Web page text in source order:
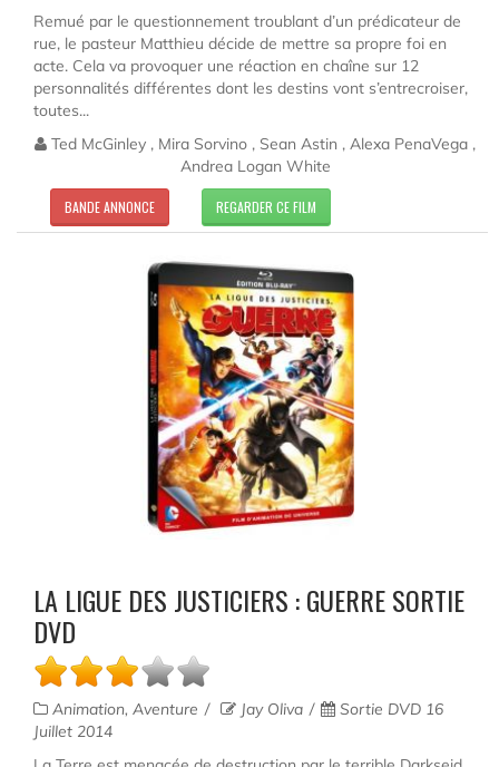
Remué par le questionnement troublant d’un prédicateur de
rue, le pasteur Matthieu décide de mettre sa propre foi en
acte. Cela va provoquer une réaction en chaîne sur 12
personnalités différentes dont les destins vont s’entrecroiser,
toutes...
Ted McGinley , Mira Sorvino , Sean Astin , Alexa PenaVega ,
Andrea Logan White
BANDE ANNONCE REGARDER CE FILM
LA LIGUE DES JUSTICIERS : GUERRE SORTIE
DVD
Animation, Aventure Jay Oliva
Sortie DVD 16
Juillet 2014